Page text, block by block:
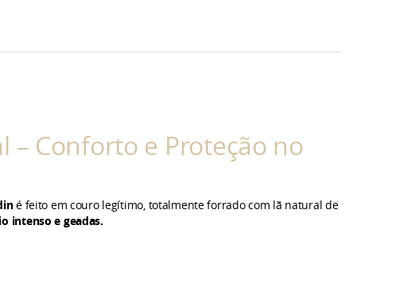
– Conforto e Proteção no
é feito em couro legítimo, totalmente forrado com lã natural de
intenso e geadas.